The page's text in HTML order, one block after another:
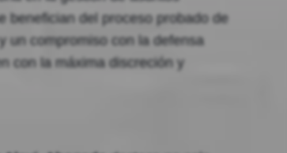
benefician del proceso probado de
un compromiso con la defensa
con la máxima discreción y